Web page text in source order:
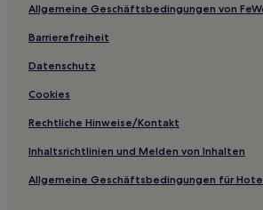
Wales Hotels
Hotels nahe Arches National Park Visitor
Hotels nahe Overlook Gallery
Crescent Junction Hotels
Hotels nahe Behunin Cabin
Hotels nahe Goosenecks Overlook
Hotels nahe Calf Creek Recreation Area
Allgemeine Geschäftsbedingungen von
Barrierefreiheit
Datenschutz
Cookies
Rechtliche Hinweise/Kontakt
Inhaltsrichtlinien und Melden von Inhalten
Allgemeine Geschäftsbedingungen für